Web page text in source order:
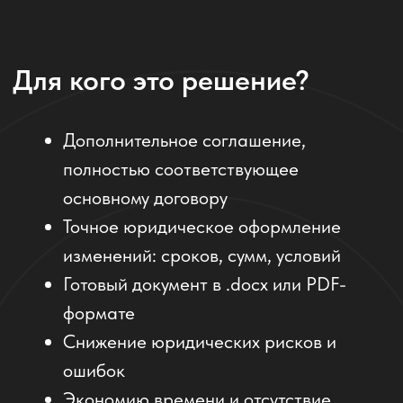
«ИИ от Komanda.ai стал моим помощником
в рутине. Раньше тратила до 30 минут на
каждое допсоглашение. Теперь — 2 минуты,
и всё готово!»
Марина, юрисконсульт